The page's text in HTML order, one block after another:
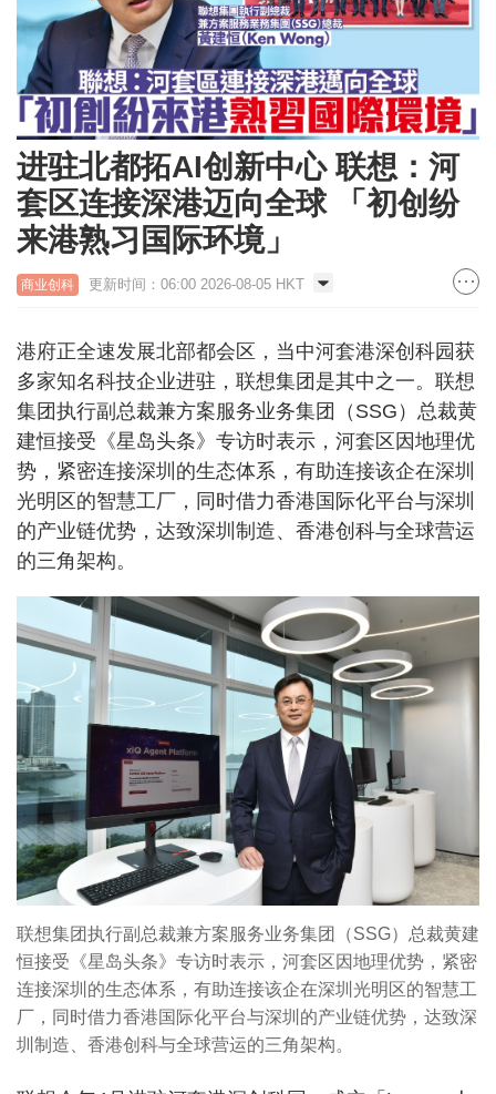
进驻北都拓AI创新中心 联想：河
套区连接深港迈向全球 「初创纷
来港熟习国际环境」
商业创科 更新时间：06:00 2026-08-05 HKT
港府正全速发展北部都会区，当中河套港深创科园获
多家知名科技企业进驻，联想集团是其中之一。联想
集团执行副总裁兼方案服务业务集团（SSG）总裁黄
建恒接受《星岛头条》专访时表示，河套区因地理优
势，紧密连接深圳的生态体系，有助连接该企在深圳
光明区的智慧工厂，同时借力香港国际化平台与深圳
的产业链优势，达致深圳制造、香港创科与全球营运
的三角架构。
联想集团执行副总裁兼方案服务业务集团（SSG）总裁黄建
恒接受《星岛头条》专访时表示，河套区因地理优势，紧密
连接深圳的生态体系，有助连接该企在深圳光明区的智慧工
厂，同时借力香港国际化平台与深圳的产业链优势，达致深
圳制造、香港创科与全球营运的三角架构。